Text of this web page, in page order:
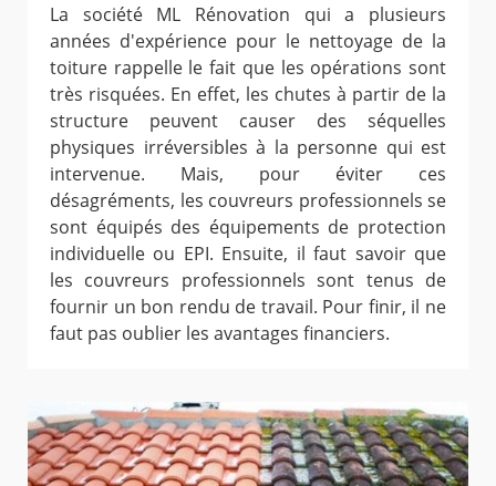
La société ML Rénovation qui a plusieurs
années d'expérience pour le nettoyage de la
toiture rappelle le fait que les opérations sont
très risquées. En effet, les chutes à partir de la
structure peuvent causer des séquelles
physiques irréversibles à la personne qui est
intervenue. Mais, pour éviter ces
désagréments, les couvreurs professionnels se
sont équipés des équipements de protection
individuelle ou EPI. Ensuite, il faut savoir que
les couvreurs professionnels sont tenus de
fournir un bon rendu de travail. Pour finir, il ne
faut pas oublier les avantages financiers.